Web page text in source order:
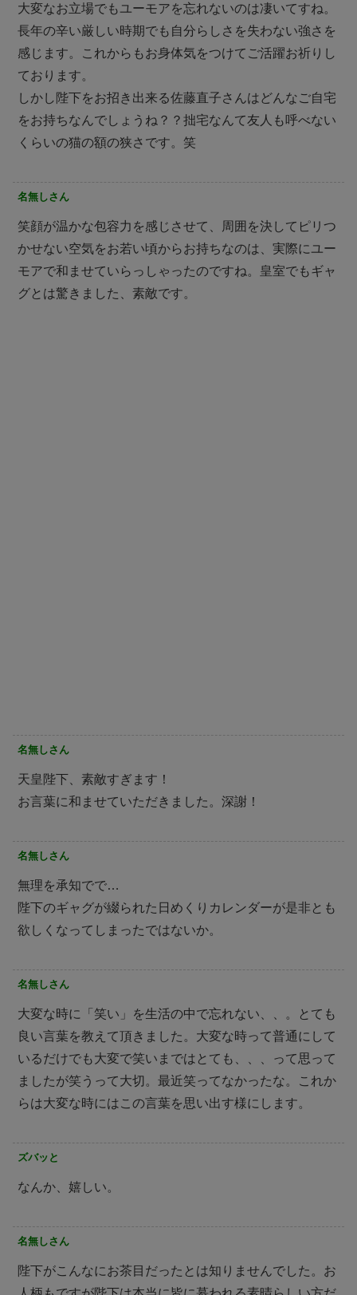
大変なお立場でもユーモアを忘れないのは凄いてすね。
長年の辛い厳しい時期でも自分らしさを失わない強さを
感じます。これからもお身体気をつけてご活躍お祈りし
ております。
しかし陛下をお招き出来る佐藤直子さんはどんなご自宅
をお持ちなんでしょうね？？拙宅なんて友人も呼べない
くらいの猫の額の狭さです。笑
名無しさん
笑顔が温かな包容力を感じさせて、周囲を決してピリつ
かせない空気をお若い頃からお持ちなのは、実際にユー
モアで和ませていらっしゃったのですね。皇室でもギャ
グとは驚きました、素敵です。
名無しさん
天皇陛下、素敵すぎます！
お言葉に和ませていただきました。深謝！
名無しさん
無理を承知でで…
陛下のギャグが綴られた日めくりカレンダーが是非とも
欲しくなってしまったではないか。
名無しさん
大変な時に「笑い」を生活の中で忘れない、、。とても
良い言葉を教えて頂きました。大変な時って普通にして
いるだけでも大変で笑いまではとても、、、って思って
ましたが笑うって大切。最近笑ってなかったな。これか
らは大変な時にはこの言葉を思い出す様にします。
ズバッと
なんか、嬉しい。
名無しさん
陛下がこんなにお茶目だったとは知りませんでした。お